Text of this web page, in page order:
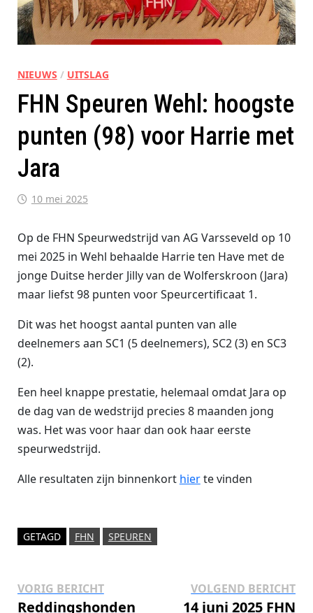
NIEUWS / UITSLAG
FHN Speuren Wehl: hoogste
punten (98) voor Harrie met
Jara
10 mei 2025
Op de FHN Speurwedstrijd van AG Varsseveld op 10
mei 2025 in Wehl behaalde Harrie ten Have met de
jonge Duitse herder Jilly van de Wolferskroon (Jara)
maar liefst 98 punten voor Speurcertificaat 1.
Dit was het hoogst aantal punten van alle
deelnemers aan SC1 (5 deelnemers), SC2 (3) en SC3
(2).
Een heel knappe prestatie, helemaal omdat Jara op
de dag van de wedstrijd precies 8 maanden jong
was. Het was voor haar dan ook haar eerste
speurwedstrijd.
Alle resultaten zijn binnenkort hierte vinden
GETAGD FHN SPEUREN
Bericht
VORIG BERICHTVorig
bericht:
Reddingshonden
VOLGEND BERICHT
14 juni 2025 FHN